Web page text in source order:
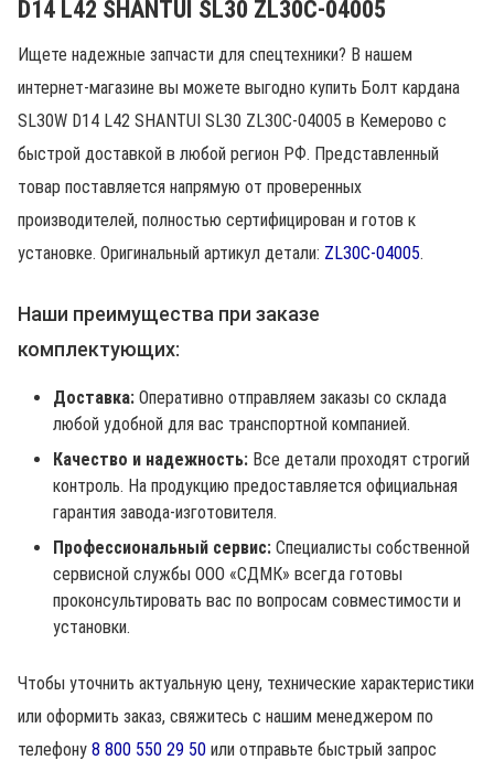
D14 L42 SHANTUI SL30 ZL30C-04005
Ищете надежные запчасти для спецтехники? В нашем
интернет-магазине вы можете выгодно купить Болт кардана
SL30W D14 L42 SHANTUI SL30 ZL30C-04005 в Кемерово с
быстрой доставкой в любой регион РФ. Представленный
товар поставляется напрямую от проверенных
производителей, полностью сертифицирован и готов к
установке. Оригинальный артикул детали: ZL30C-04005.
Наши преимущества при заказе
комплектующих:
Доставка: Оперативно отправляем заказы со склада
любой удобной для вас транспортной компанией.
Качество и надежность: Все детали проходят строгий
контроль. На продукцию предоставляется официальная
гарантия завода-изготовителя.
Профессиональный сервис: Специалисты собственной
сервисной службы ООО «СДМК» всегда готовы
проконсультировать вас по вопросам совместимости и
установки.
Чтобы уточнить актуальную цену, технические характеристики
или оформить заказ, свяжитесь с нашим менеджером по
телефону 8 800 550 29 50 или отправьте быстрый запрос